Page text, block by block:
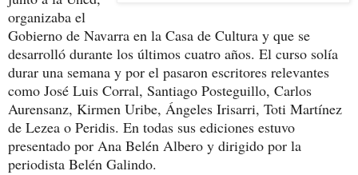
organizaba el
Gobierno de Navarra en la Casa de Cultura y que se
desarrolló durante los últimos cuatro años. El curso solía
durar una semana y por el pasaron escritores relevantes
como José Luis Corral, Santiago Posteguillo, Carlos
Aurensanz, Kirmen Uribe, Ángeles Irisarri, Toti Martínez
de Lezea o Peridis. En todas sus ediciones estuvo
presentado por Ana Belén Albero y dirigido por la
periodista Belén Galindo.